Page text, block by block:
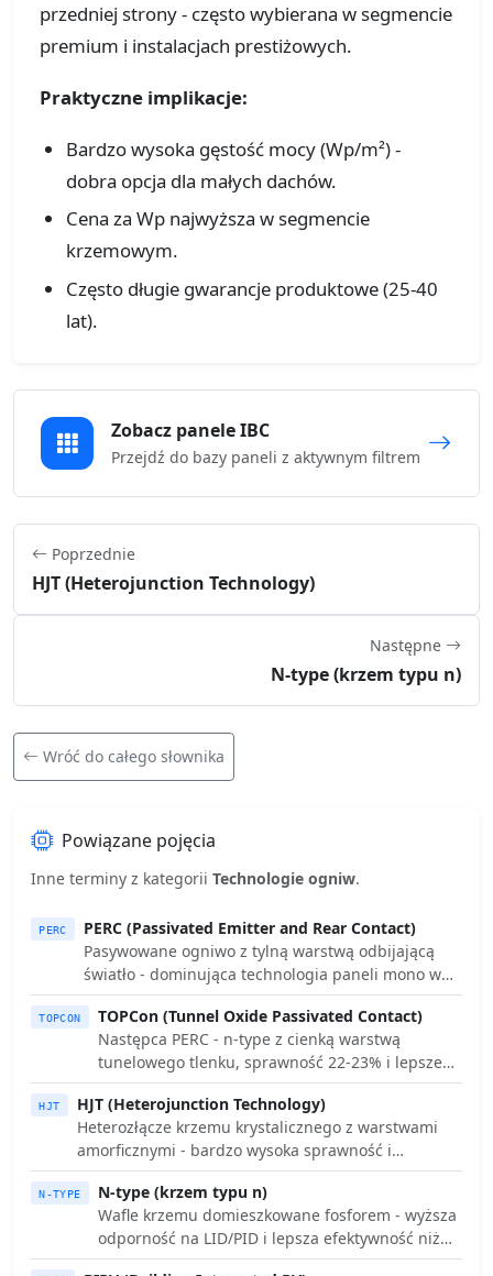
przedniej strony - często wybierana w segmencie
premium i instalacjach prestiżowych.
Praktyczne implikacje:
Bardzo wysoka gęstość mocy (Wp/m²) -
dobra opcja dla małych dachów.
Cena za Wp najwyższa w segmencie
krzemowym.
Często długie gwarancje produktowe (25-40
lat).
Zobacz panele IBC
Przejdź do bazy paneli z aktywnym filtrem
Poprzednie
HJT (Heterojunction Technology)
Następne
N-type (krzem typu n)
Wróć do całego słownika
Powiązane pojęcia
Inne terminy z kategorii Technologie ogniw.
PERC
PERC (Passivated Emitter and Rear Contact)
Pasywowane ogniwo z tylną warstwą odbijającą
światło - dominująca technologia paneli mono w
latach 2018-2023.
TOPCON
TOPCon (Tunnel Oxide Passivated Contact)
Następca PERC - n-type z cienką warstwą
tunelowego tlenku, sprawność 22-23% i lepsze
zachowanie w upale.
HJT
HJT (Heterojunction Technology)
Heterozłącze krzemu krystalicznego z warstwami
amorficznymi - bardzo wysoka sprawność i
najlepszy współczynnik temperaturowy.
N-TYPE
N-type (krzem typu n)
Wafle krzemu domieszkowane fosforem - wyższa
odporność na LID/PID i lepsza efektywność niż
klasyczny krzem p-type.